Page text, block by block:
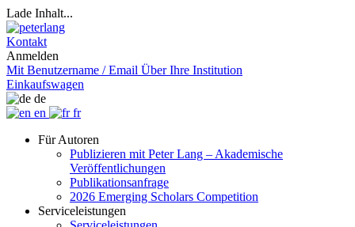
Lade Inhalt...
Kontakt
Anmelden
Mit Benutzername / Email Über Ihre Institution
Einkaufswagen
de
en
fr
Für Autoren
Publizieren mit Peter Lang – Akademische
Veröffentlichungen
Publikationsanfrage
2026 Emerging Scholars Competition
Serviceleistungen